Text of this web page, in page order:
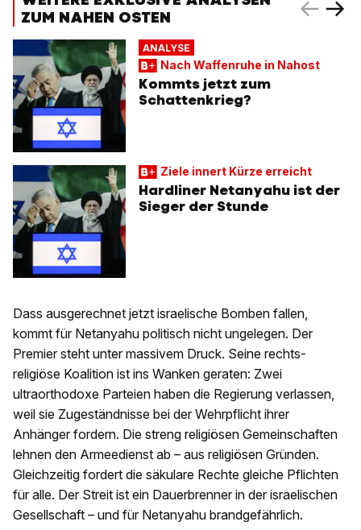
ZUM NAHEN OSTEN
ANALYSE
Nach Waffenruhe in Nahost
Kommts jetzt zum
Schattenkrieg?
Ziele innert Kürze erreicht
Hardliner Netanyahu ist der
Sieger der Stunde
Dass ausgerechnet jetzt israelische Bomben fallen,
kommt für Netanyahu politisch nicht ungelegen. Der
Premier steht unter massivem Druck. Seine rechts-
religiöse Koalition ist ins Wanken geraten: Zwei
ultraorthodoxe Parteien haben die Regierung verlassen,
weil sie Zugeständnisse bei der Wehrpflicht ihrer
Anhänger fordern. Die streng religiösen Gemeinschaften
lehnen den Armeedienst ab – aus religiösen Gründen.
Gleichzeitig fordert die säkulare Rechte gleiche Pflichten
für alle. Der Streit ist ein Dauerbrenner in der israelischen
Gesellschaft – und für Netanyahu brandgefährlich.